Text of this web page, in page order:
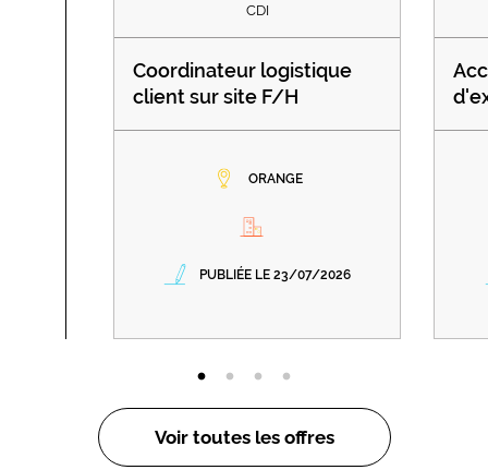
CDI
Coordinateur logistique
client sur site F/H
ORANGE
PUBLIÉE LE 23/07/2026
Voir toutes les offres